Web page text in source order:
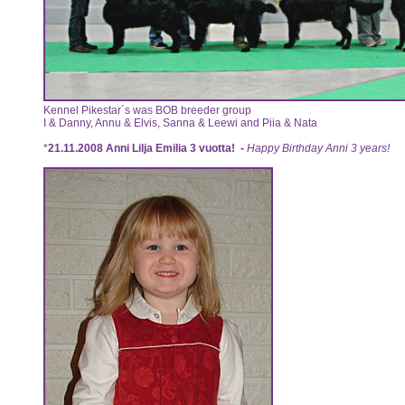
Kennel Pikestar´s was BOB breeder group
I & Danny, Annu & Elvis, Sanna & Leewi and Piia & Nata
*21.11.2008 Anni Lilja Emilia 3 vuotta! - Happy Birthday Anni 3 years!